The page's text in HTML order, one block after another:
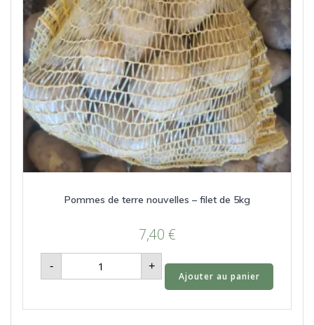
Pommes de terre nouvelles – filet de 5kg
7,40 €
-
quantité
de
Pommes
nouvelles
+
Ajouter au panier